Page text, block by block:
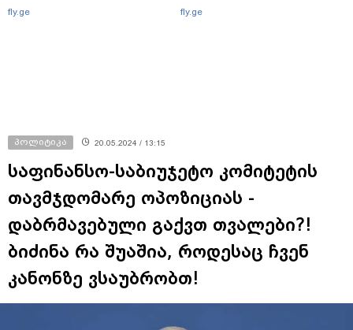
fly.ge fly.ge
პოლიტიკა 20.05.2024 / 13:15
საფინანსო-საბიუჯეტო კომიტეტის
თავმჯდომარე ოპოზიციას -
დაბრმავებული გაქვთ თვალები?!
ბიძინა რა შუაშია, როდესაც ჩვენ
კანონზე ვსაუბრობთ!